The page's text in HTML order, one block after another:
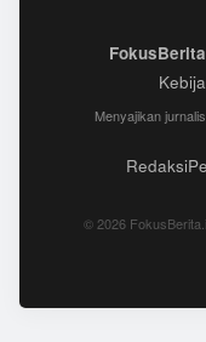
Menyajikan
Redaksi
© 2026